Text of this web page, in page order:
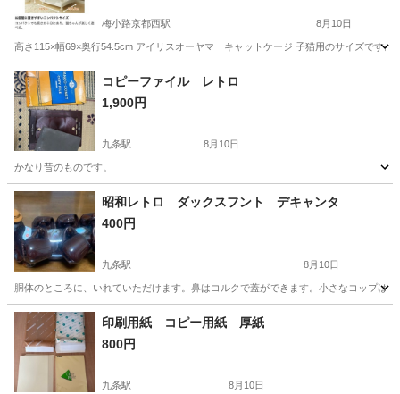
梅小路京都西駅 8月10日
高さ115×幅69×奥行54.5cm アイリスオーヤマ キャットケージ 子猫用のサイズです
京都 京都市 梅小路京都西駅 その他
コピーファイル レトロ
1,900円
九条駅 8月10日
かなり昔のものです。
京都 京都市 九条駅 その他
昭和レトロ ダックスフント デキャンタ
400円
九条駅 8月10日
胴体のところに、いれていただけます。鼻はコルクで蓋ができます。小さなコップは
京都 京都市 九条駅 その他 コルク
印刷用紙 コピー用紙 厚紙
800円
九条駅 8月10日